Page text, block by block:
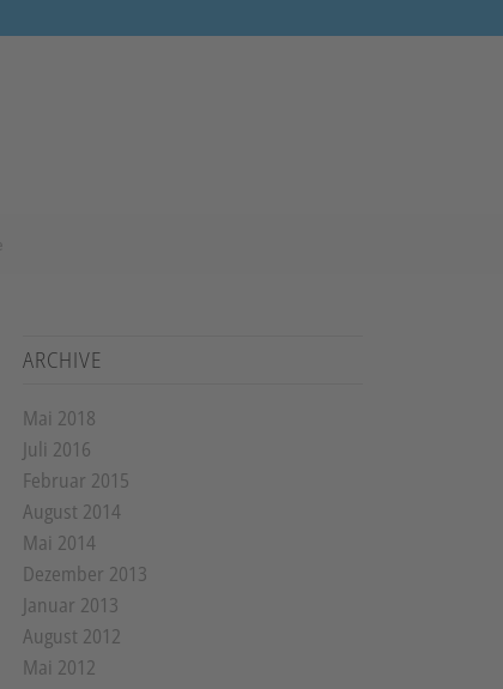
ARCHIVE
Mai 2018
Juli 2016
Februar 2015
August 2014
Mai 2014
Dezember 2013
Januar 2013
August 2012
Mai 2012